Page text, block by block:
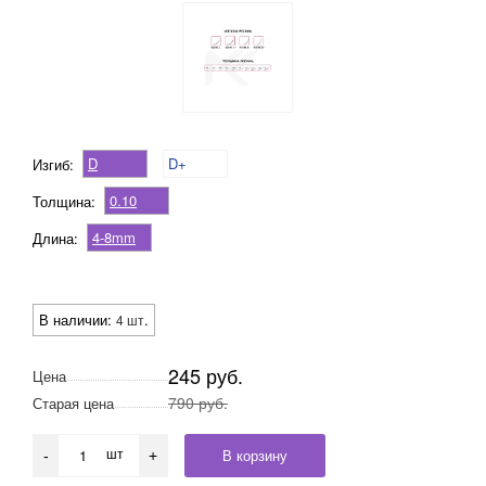
Изгиб: D
D+
Толщина:
0.10
Длина:
4-8mm
В наличии: 4 шт.
Цена 245 руб.
Старая цена 790 руб.
- шт + В корзину